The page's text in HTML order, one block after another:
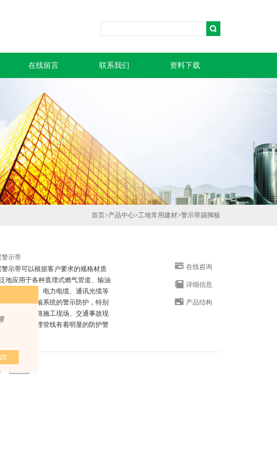
在线留言 联系我们 资料下载
首页>产品中心>工地常用建材>警示带踢脚板
警示带
示带可以根据客户要求的规格材质
地应用于各种直埋式燃气管道、输油
道输送系统、电力电缆、通讯光缆等
及信息传输系统的警示防护，特别
工现场、道路施工现场、交通事故现
田野中的直埋管线有着明显的防护警
在线咨询
详细信息
产品结构